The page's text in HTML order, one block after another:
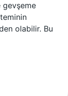
gevşeme
olabilir. Bu